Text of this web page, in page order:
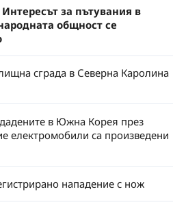
за пътувания в
общност се
сграда в Северна Каролина
в Южна Корея през
електромобили са произведени
нападение с нож